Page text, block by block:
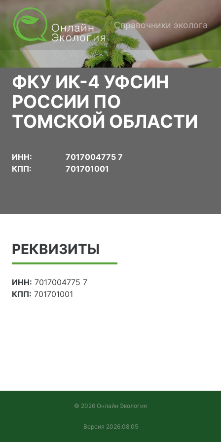
Справочники эколога
ФКУ ИК-4 УФСИН
РОССИИ ПО
ТОМСКОЙ ОБЛАСТИ
ИНН:
7017004775 7
КПП:
701701001
РЕКВИЗИТЫ
ИНН: 7017004775 7
КПП: 701701001
© 2026 Онлайн Экология
Версия 2026.08.05